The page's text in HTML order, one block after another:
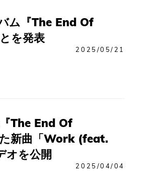
ム『The End Of
を発表
2025/05/21
The End Of
新曲「Work (feat.
オを公開
2025/04/04